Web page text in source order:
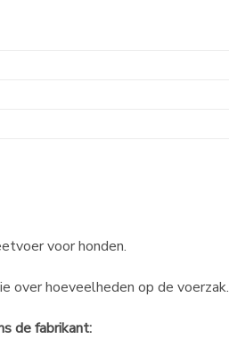
voor honden.
over hoeveelheden op de voerzak.
de fabrikant: